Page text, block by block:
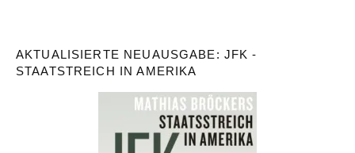
AKTUALISIERTE NEUAUSGABE: JFK -
STAATSTREICH IN AMERIKA